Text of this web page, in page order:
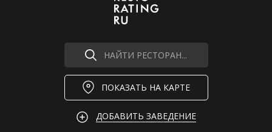
НАЙТИ РЕСТОРАН...
ПОКАЗАТЬ НА КАРТЕ
ДОБАВИТЬ ЗАВЕДЕНИЕ